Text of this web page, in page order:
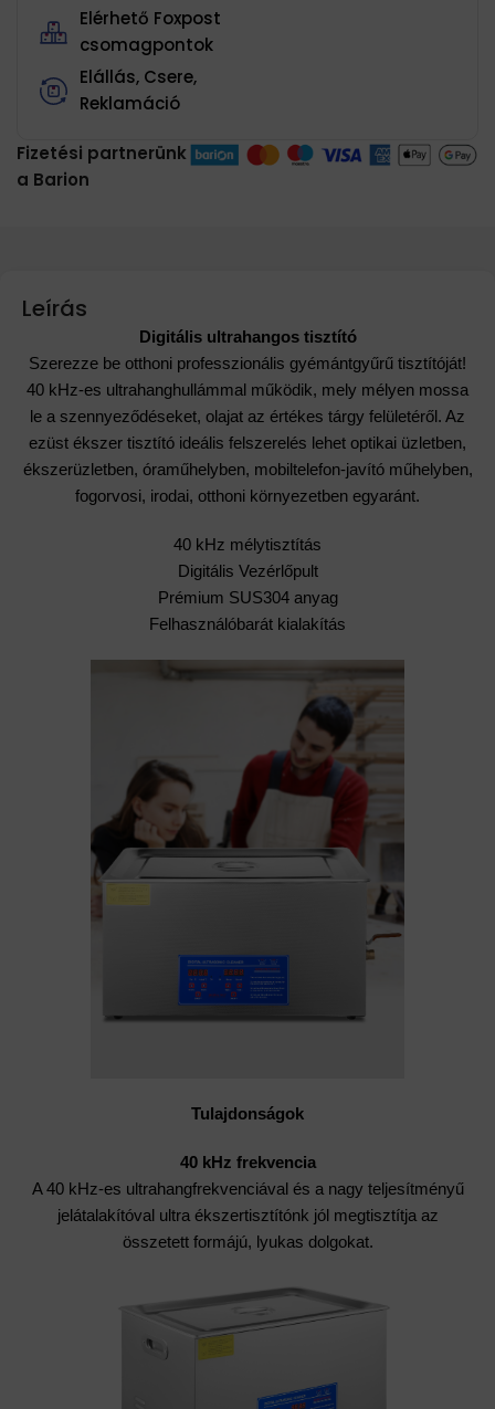
Elérhető Foxpost
csomagpontok
Elállás, Csere,
Reklamáció
Fizetési partnerünk
a Barion
Leírás
Digitális ultrahangos tisztító
Szerezze be otthoni professzionális gyémántgyűrű tisztítóját!
40 kHz-es ultrahanghullámmal működik, mely mélyen mossa
le a szennyeződéseket, olajat az értékes tárgy felületéről. Az
ezüst ékszer tisztító ideális felszerelés lehet optikai üzletben,
ékszerüzletben, óraműhelyben, mobiltelefon-javító műhelyben,
fogorvosi, irodai, otthoni környezetben egyaránt.
40 kHz mélytisztítás
Digitális Vezérlőpult
Prémium SUS304 anyag
Felhasználóbarát kialakítás
Tulajdonságok
40 kHz frekvencia
A 40 kHz-es ultrahangfrekvenciával és a nagy teljesítményű
jelátalakítóval ultra ékszertisztítónk jól megtisztítja az
összetett formájú, lyukas dolgokat.